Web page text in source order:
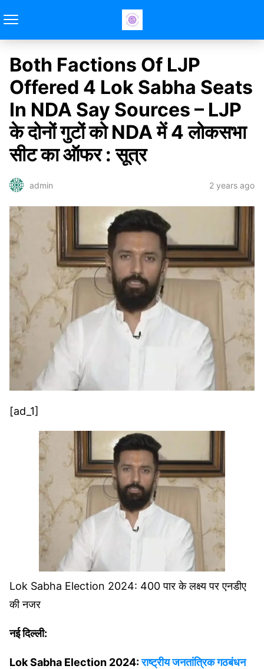
Both Factions Of LJP
Offered 4 Lok Sabha Seats
In NDA Say Sources – LJP
के दोनों गुटों को NDA में 4 लोकसभा
सीट का ऑफर : सूत्र
admin 2 years ago
[ad_1]
Lok Sabha Election 2024: 400 पार के लक्ष्य पर एनडीए
की नजर
नई दिल्ली:
Lok Sabha Election 2024:राष्ट्रीय जनतांत्रिक गठबंधन